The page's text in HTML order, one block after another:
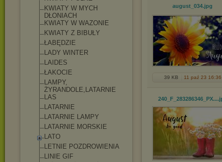
KWIATY W MYCH
DŁONIACH
KWIATY W WAZONIE
KWIATY Z BIBUŁY
ŁABĘDZIE
LADY WINTER
LAIDES
ŁAKOCIE
LAMPY,
ŻYRANDOLE,LATARNI E
LAS
LATARNIE
LATARNIE LAMPY
LATARNIE MORSKIE
LATO
LETNIE POZDROWIENIA
LINIE GIF
august_034.jpg
39 KB 11 paź 23 16:36
240_F_283286346_PX...